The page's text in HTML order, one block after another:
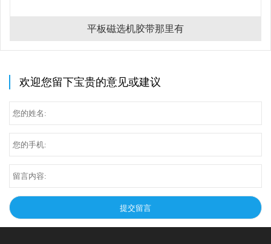
平板磁选机胶带那里有
欢迎您留下宝贵的意见或建议